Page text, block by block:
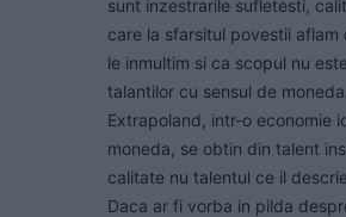
sunt inzestrarile sufletesti,
care la sfarsitul povestii aflam
le inmultim si ca scopul nu
talantilor cu sensul de moneda.
Extrapoland, intr-o economie
moneda, se obtin din talent
calitate nu talentul ce il
Daca ar fi vorba in pilda